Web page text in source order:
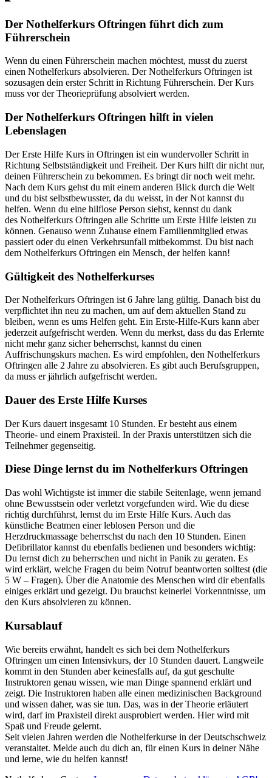
Der Nothelferkurs Oftringen führt dich zum
Führerschein
Wenn du einen Führerschein machen möchtest, musst du zuerst
einen Nothelferkurs absolvieren. Der Nothelferkurs Oftringen ist
sozusagen dein erster Schritt in Richtung Führerschein. Der Kurs
muss vor der Theorieprüfung absolviert werden.
Der Nothelferkurs Oftringen hilft in vielen
Lebenslagen
Der Erste Hilfe Kurs in Oftringen ist ein wundervoller Schritt in
Richtung Selbstständigkeit und Freiheit. Der Kurs hilft dir nicht nur,
deinen Führerschein zu bekommen. Es bringt dir noch weit mehr.
Nach dem Kurs gehst du mit einem anderen Blick durch die Welt
und du bist selbstbewusster, da du weisst, in der Not kannst du
helfen. Wenn du eine hilflose Person siehst, kennst du dank
des Nothelferkurs Oftringen alle Schritte um Erste Hilfe leisten zu
können. Genauso wenn Zuhause einem Familienmitglied etwas
passiert oder du einen Verkehrsunfall mitbekommst. Du bist nach
dem Nothelferkurs Oftringen ein Mensch, der helfen kann!
Gültigkeit des Nothelferkurses
Der Nothelferkurs Oftringen ist 6 Jahre lang gültig. Danach bist du
verpflichtet ihn neu zu machen, um auf dem aktuellen Stand zu
bleiben, wenn es ums Helfen geht. Ein Erste-Hilfe-Kurs kann aber
jederzeit aufgefrischt werden. Wenn du merkst, dass du das Erlernte
nicht mehr ganz sicher beherrschst, kannst du einen
Auffrischungskurs machen. Es wird empfohlen, den Nothelferkurs
Oftringen alle 2 Jahre zu absolvieren. Es gibt auch Berufsgruppen,
da muss er jährlich aufgefrischt werden.
Dauer des Erste Hilfe Kurses
Der Kurs dauert insgesamt 10 Stunden. Er besteht aus einem
Theorie- und einem Praxisteil. In der Praxis unterstützen sich die
Teilnehmer gegenseitig.
Diese Dinge lernst du im Nothelferkurs Oftringen
Das wohl Wichtigste ist immer die stabile Seitenlage, wenn jemand
ohne Bewusstsein oder verletzt vorgefunden wird. Wie du diese
richtig durchführst, lernst du im Erste Hilfe Kurs. Auch das
künstliche Beatmen einer leblosen Person und die
Herzdruckmassage beherrschst du nach den 10 Stunden. Einen
Defibrillator kannst du ebenfalls bedienen und besonders wichtig:
Du lernst dich zu beherrschen und nicht in Panik zu geraten. Es
wird erklärt, welche Fragen du beim Notruf beantworten solltest (die
5 W – Fragen). Über die Anatomie des Menschen wird dir ebenfalls
einiges erklärt und gezeigt. Du brauchst keinerlei Vorkenntnisse, um
den Kurs absolvieren zu können.
Kursablauf
Wie bereits erwähnt, handelt es sich bei dem Nothelferkurs
Oftringen um einen Intensivkurs, der 10 Stunden dauert. Langweile
kommt in den Stunden aber keinesfalls auf, da gut geschulte
Instruktoren genau wissen, wie man Dinge spannend erklärt und
zeigt. Die Instruktoren haben alle einen medizinischen Background
und wissen daher, was sie tun. Das, was in der Theorie erläutert
wird, darf im Praxisteil direkt ausprobiert werden. Hier wird mit
Spaß und Freude gelernt.
Seit vielen Jahren werden die Nothelferkurse in der Deutschschweiz
veranstaltet. Melde auch du dich an, für einen Kurs in deiner Nähe
und lerne, wie du helfen kannst!